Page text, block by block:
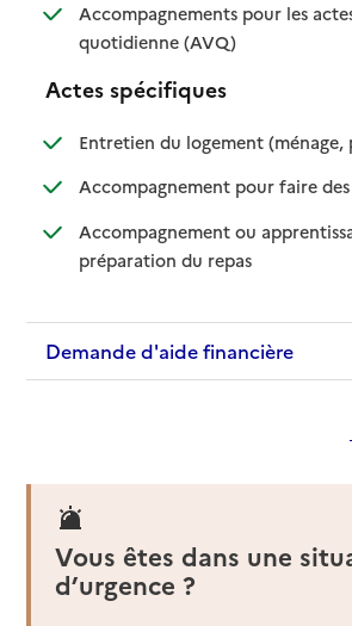
Accompagnements pour les
quotidienne (AVQ): disponible
: non disponible
Actes spécifiques
Entretien du logement
Accompagnement pour faire des
Accompagnement ou
préparation du repas: disponible
: non disponible
Demande d'aide financière
Vous êtes dans une
d’urgence ?